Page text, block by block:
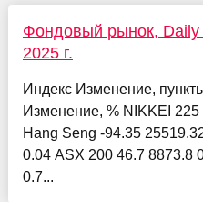
Фондовый рынок, Daily
2025 г.
Индекс Изменение,
Изменение, % NIKKEI
Hang Seng -94.35
0.04 ASX 200 46.7 8873.8
0.7...